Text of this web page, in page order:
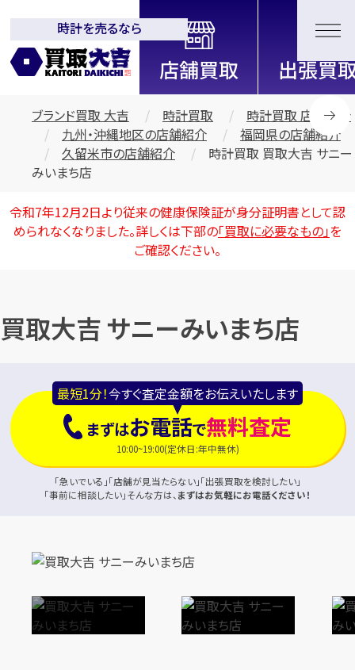
全国2000店舗以上展開中！
信頼と実績の買取専門店「買取大
吉」
時計を売るなら
ブランド買取 大吉 時計買取
時計買取 店舗紹介
九州・沖縄地区の店舗紹介
福岡県の店舗紹介
久留米市の店舗紹介
時計買取 買取大吉 サニー
みいまち店
令和7年12月2日より従来の健康保険証が身分証明書として認
められなくなりました。詳しくは下部の「買取に必要なもの」を
ご確認ください。
買取大吉 サニーみいまち店
最短1分！今すぐ査定金額をお伝えいたします
まずはお電話で無料査定
10:00~19:00(定休日:年中無休)
「急いでいる」「店舗が見当たらない」「出張買取を検討したい」
「事前に相談したい」そんな方は、まずはお気軽にお電話ください！